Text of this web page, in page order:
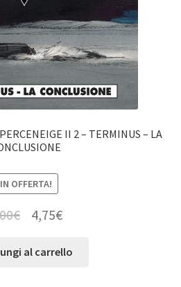
II 2 – TERMINUS – LA
IN OFFERTA!
€ 4,75€
al carrello